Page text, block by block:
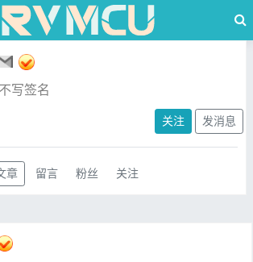
写签名
关注 发消息
章 留言 粉丝 关注